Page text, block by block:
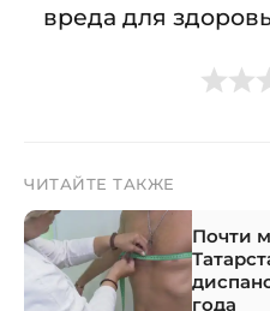
вреда для
ЧИТАЙТЕ ТАКЖЕ
Почти
года